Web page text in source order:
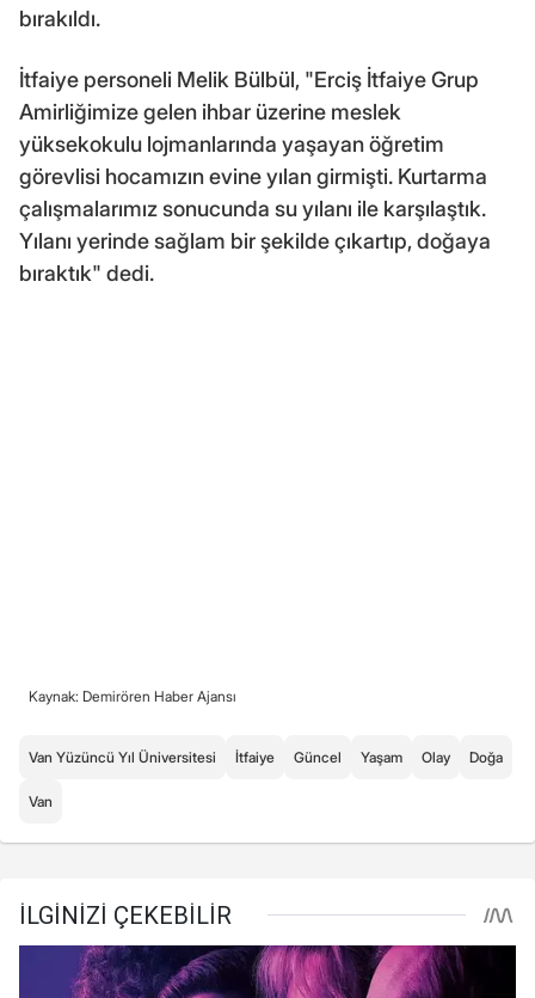
bırakıldı.
İtfaiye personeli Melik Bülbül, "Erciş İtfaiye Grup
Amirliğimize gelen ihbar üzerine meslek
yüksekokulu lojmanlarında yaşayan öğretim
görevlisi hocamızın evine yılan girmişti. Kurtarma
çalışmalarımız sonucunda su yılanı ile karşılaştık.
Yılanı yerinde sağlam bir şekilde çıkartıp, doğaya
bıraktık" dedi.
Kaynak: Demirören Haber Ajansı
Van Yüzüncü Yıl Üniversitesi İtfaiye Güncel Yaşam Olay Doğa
Van